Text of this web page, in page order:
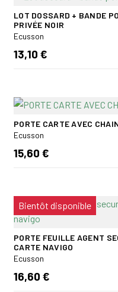
LOT DOSSARD + BANDE
PRIVÉE NOIR
Ecusson
13,10 €
PORTE CARTE AVEC
Ecusson
15,60 €
Bientôt disponible
PORTE FEUILLE AGENT
CARTE NAVIGO
Ecusson
16,60 €